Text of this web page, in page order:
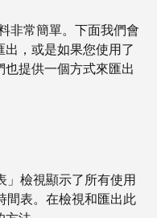
非常簡單。下面我們會
，或是如果您使用了
也提供一個方式來匯出
檢視顯示了所有使用
間表。在檢視和匯出此